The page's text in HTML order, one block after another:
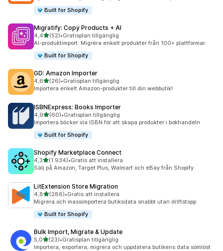
Built for Shopify
Migratify: Copy Products + AI
4,4av 5 stjärnor
(52)
52 recensioner totalt
•Gratisplan tillgänglig
AI-produktimport: Migrera enkelt produkter från 100+ plattformar
Built for Shopify
GD: Amazon Importer
4,6av 5 stjärnor
(26)
26 recensioner totalt
•Gratisplan tillgänglig
Importera enkelt Amazon-produkter till din webbutik!
ISBNExpress: Books Importer
4,9av 5 stjärnor
(60)
60 recensioner totalt
•Gratisplan tillgänglig
Importera böcker via ISBN för att skapa produkter i bokhandeln
Built for Shopify
Shopify Marketplace Connect
4,3av 5 stjärnor
(1 934)
1934 recensioner totalt
•Gratis att installera
Sälj på Amazon, Target Plus, Walmart och eBay från Shopify
LitExtension Store Migration
4,8av 5 stjärnor
(286)
286 recensioner totalt
•Gratis att installera
Migrera och massimportera butiksdata snabbt utan driftstopp
Built for Shopify
Bulk Import, Migrate & Update
5,0av 5 stjärnor
(23)
23 recensioner totalt
•Gratisplan tillgänglig
Importera, exportera, migrera och uppdatera butikens data sömlöst